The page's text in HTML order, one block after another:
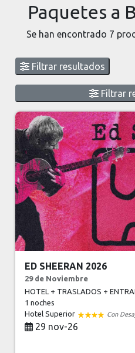
Paquetes a
Se han encontrado 7
Filtrar resultados
Filtrar
ED SHEERAN 2026
29 de Noviembre
HOTEL + TRASLADOS +
1 noches
Hotel Superior
Con
29 nov-26